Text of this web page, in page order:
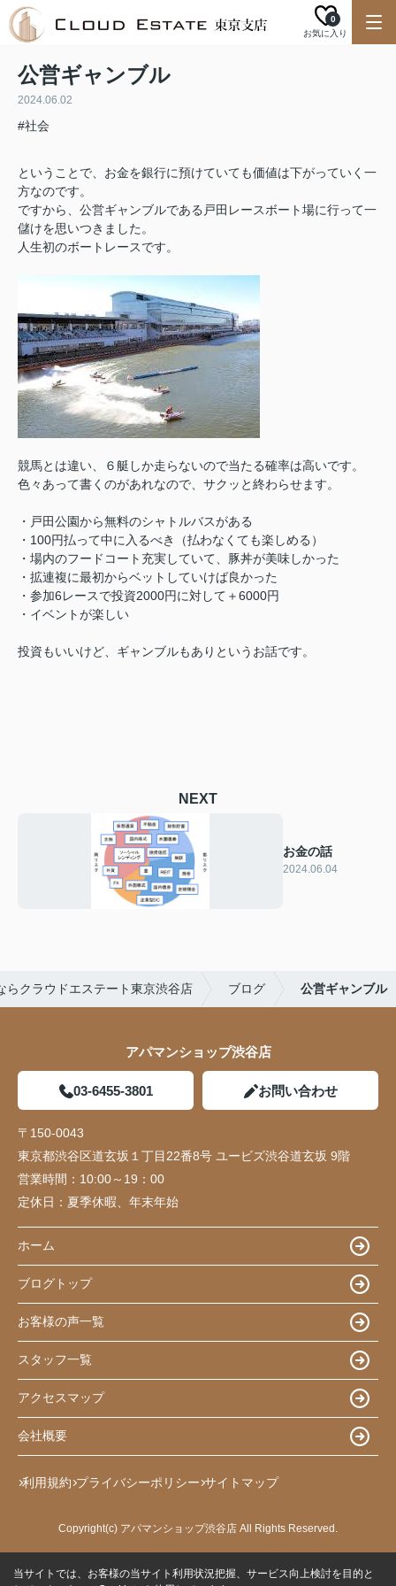
お気に入り
0
公営ギャンブル
2024.06.02
#社会
ということで、お金を銀行に預けていても価値は下がっていく一
方なのです。
ですから、公営ギャンブルである戸田レースボート場に行って一
儲けを思いつきました。
人生初のボートレースです。
競馬とは違い、６艇しか走らないので当たる確率は高いです。
色々あって書くのがあれなので、サクッと終わらせます。
・戸田公園から無料のシャトルバスがある
・100円払って中に入るべき（払わなくても楽しめる）
・場内のフードコート充実していて、豚丼が美味しかった
・拡連複に最初からベットしていけば良かった
・参加6レースで投資2000円に対して＋6000円
・イベントが楽しい
投資もいいけど、ギャンブルもありというお話です。
NEXT
お金の話
2024.06.04
らクラウドエステート東京渋谷店 ブログ 公営ギャンブル
アパマンショップ渋谷店
03-6455-3801 お問い合わせ
〒150-0043
東京都渋谷区道玄坂１丁目22番8号 ユービズ渋谷道玄坂 9階
営業時間： 10:00～19：00
定休日： 夏季休暇、年末年始
ホーム
ブログトップ
お客様の声一覧
スタッフ一覧
アクセスマップ
会社概要
利用規約 プライバシーポリシー サイトマップ
Copyright(c) アパマンショップ渋谷店 All Rights Reserved.
当サイトでは、お客様の当サイト利用状況把握、サービス向上検討を目的と